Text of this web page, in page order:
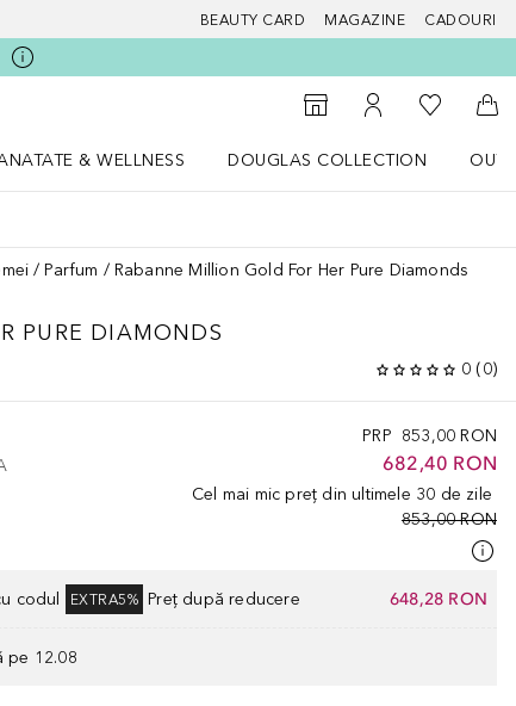
BEAUTY CARD MAGAZINE CADOURI
Către Găsire magazin
Către Contul meu
Către
& WELLNESS
DOUGLAS COLLECTION
Parfum Rabanne Million Gold For Her Pure Diamonds
PURE DIAMONDS
0 (0)
PRP 853,00 RON
682,40 RON
Cel mai mic preț din ultimele 30 de zile
853,00 RON
codul EXTRA5% Preț după reducere 648,28 RON
pe 12.08